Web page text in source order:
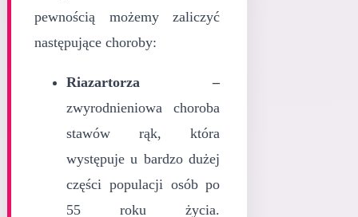
pewnością możemy zaliczyć
następujące choroby:
Riazartorza –
zwyrodnieniowa choroba
stawów rąk, która
występuje u bardzo dużej
części populacji osób po
55 roku życia.